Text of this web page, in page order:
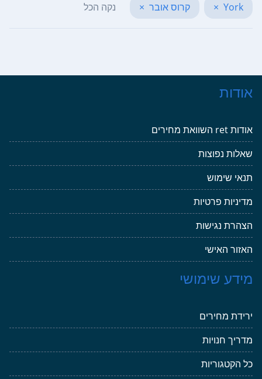
York
× קרוס אובר × נקה הכל
אודות
אודות ret השוואת מחירים
שאלות נפוצות
תנאי שימוש
מדיניות פרטיות
הצהרת נגישות
האזור האישי
מידע שימושי
ירידת מחירים
מדריך חנויות
כל הקטגוריות